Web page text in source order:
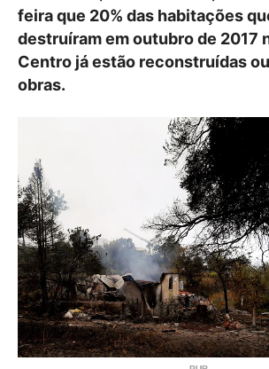
feira que 20% das habitações
destruíram em outubro de 2017
Centro já estão reconstruídas
obras.